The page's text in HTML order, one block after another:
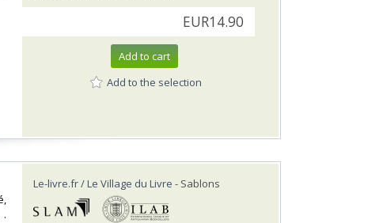
EUR14.90
Add to cart
Add to the selection
.
Le-livre.fr / Le Village du Livre - Sablons